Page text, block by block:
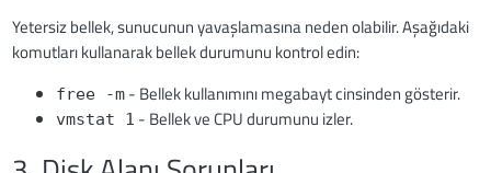
Yetersiz bellek, sunucunun yavaşlamasına neden olabilir. Aşağıdaki
komutları kullanarak bellek durumunu kontrol edin:
free -m - Bellek kullanımını megabayt cinsinden gösterir.
vmstat 1 - Bellek ve CPU durumunu izler.